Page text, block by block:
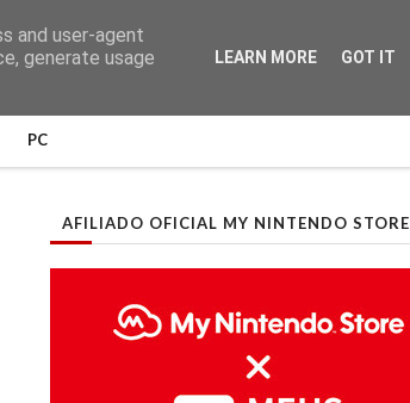
PC
AFILIADO OFICIAL MY NINTENDO STORE
and user-agent
generate usage
LEARN MORE GOT IT